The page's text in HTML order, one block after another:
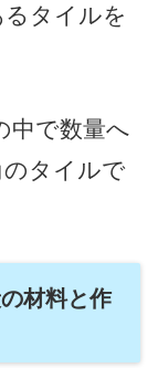
タイルを
中で数量へ
タイルで
材料と作